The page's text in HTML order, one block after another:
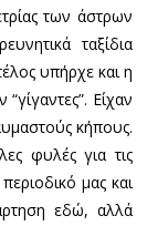
των άστρων
ταξίδια
υπήρχε και η
Είχαν
κήπους.
φυλές για τις
μας και
εδώ, αλλά